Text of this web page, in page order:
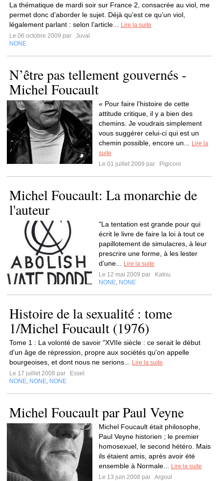
La thématique de mardi soir sur France 2, consacrée au viol, me
permet donc d’aborder le sujet. Déjà qu’est ce qu’un viol,
légalement parlant : selon l’article...
Lire la suite
Le 06 octobre 2009 par
Juval
NONE
N’être pas tellement gouvernés -
Michel Foucault
« Pour faire l’histoire de cette
attitude critique, il y a bien des
chemins. Je voudrais simplement
vous suggérer celui-ci qui est un
chemin possible, encore un...
Lire la
suite
Le 01 juillet 2009 par
Pigiconi
Michel Foucault: La monarchie de
l'auteur
"La tentation est grande pour qui
écrit le livre de faire la loi à tout ce
papillotement de simulacres, à leur
prescrire une forme, à les lester
d’une...
Lire la suite
Le 12 mai 2009 par
Katou
NONE NONE
Histoire de la sexualité : tome
1/Michel Foucault (1976)
Tome 1 : La volonté de savoir "XVIIe siècle : ce serait le début
d'un âge de répression, propre aux sociétés qu'on appelle
bourgeoises, et dont nous ne serions...
Lire la suite
Le 17 juillet 2008 par
Essel
NONE NONE NONE
Michel Foucault par Paul Veyne
Michel Foucault était philosophe,
Paul Veyne historien ; le premier
homosexuel, le second hétéro. Mais
ils étaient amis, après avoir été
ensemble à Normale...
Lire la suite
Le 13 juin 2008 par Argoul